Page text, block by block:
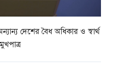
দেশের বৈধ অধিকার ও স্বার্থ